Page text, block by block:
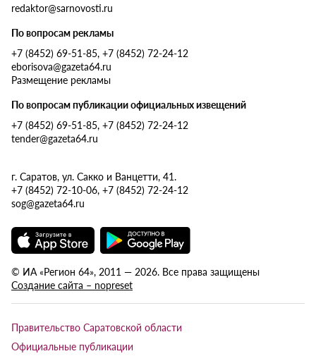
redaktor@sarnovosti.ru
По вопросам рекламы
+7 (8452) 69-51-85, +7 (8452) 72-24-12
eborisova@gazeta64.ru
Размещение рекламы
По вопросам публикации официальных извещений
+7 (8452) 69-51-85, +7 (8452) 72-24-12
tender@gazeta64.ru
г. Саратов, ул. Сакко и Ванцетти, 41.
+7 (8452) 72-10-06, +7 (8452) 72-24-12
sog@gazeta64.ru
© ИА «Регион 64», 2011 — 2026. Все права защищены
Создание сайта – nopreset
Правительство Саратовской области
Официальные публикации